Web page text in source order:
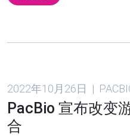
2022年10月26日 |
PacBio 宣布改变
合